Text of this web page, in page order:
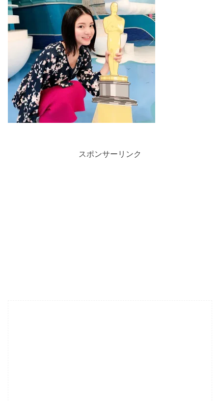
スポンサーリンク